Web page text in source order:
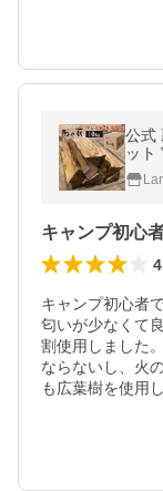
公式
ット
ーブ
d サ
4
キャンプ初心者
匂いが少なくて
割使用しました
ならないし、火
も広葉樹を使用